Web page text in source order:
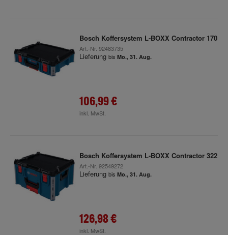
Bosch Koffersystem L-BOXX Contractor 170
Art.-Nr. 92483735
Lieferung bis Mo., 31. Aug.
106,99 €
inkl. MwSt.
Bosch Koffersystem L-BOXX Contractor 322
Art.-Nr. 92549272
Lieferung bis Mo., 31. Aug.
126,98 €
inkl. MwSt.